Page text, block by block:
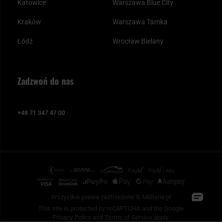
Katowice
Kraków
Łódź
Warszawa Blue City
Warszawa Tamka
Wrocław Bielany
Zadzwoń do nas
+48 71 347 47 00
Wszystkie prawa zastrzeżone © Militaria.pl
This site is protected by reCAPTCHA and the Google
Privacy Policy and Terms of Service apply.